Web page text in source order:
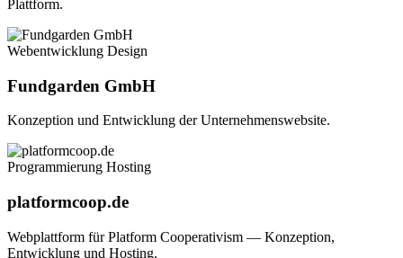
Plattform.
Webentwicklung Design
Fundgarden GmbH
Konzeption und Entwicklung der Unternehmenswebsite.
Programmierung Hosting
platformcoop.de
Webplattform für Platform Cooperativism — Konzeption,
Entwicklung und Hosting.